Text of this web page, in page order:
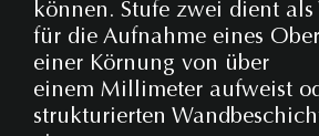
können. Stufe zwei dient als
für die Aufnahme eines
einer Körnung von über
einem Millimeter aufweist
strukturierten